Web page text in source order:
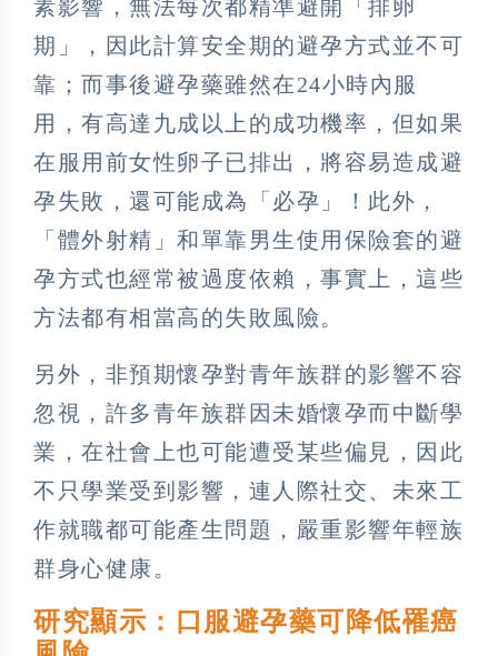
素影響，無法每次都精準避開「排卵
期」，因此計算安全期的避孕方式並不可
靠；而事後避孕藥雖然在24小時內服
用，有高達九成以上的成功機率，但如果
在服用前女性卵子已排出，將容易造成避
孕失敗，還可能成為「必孕」！此外，
「體外射精」和單靠男生使用保險套的避
孕方式也經常被過度依賴，事實上，這些
方法都有相當高的失敗風險。
另外，非預期懷孕對青年族群的影響不容
忽視，許多青年族群因未婚懷孕而中斷學
業，在社會上也可能遭受某些偏見，因此
不只學業受到影響，連人際社交、未來工
作就職都可能產生問題，嚴重影響年輕族
群身心健康。
研究顯示：口服避孕藥可降低罹癌